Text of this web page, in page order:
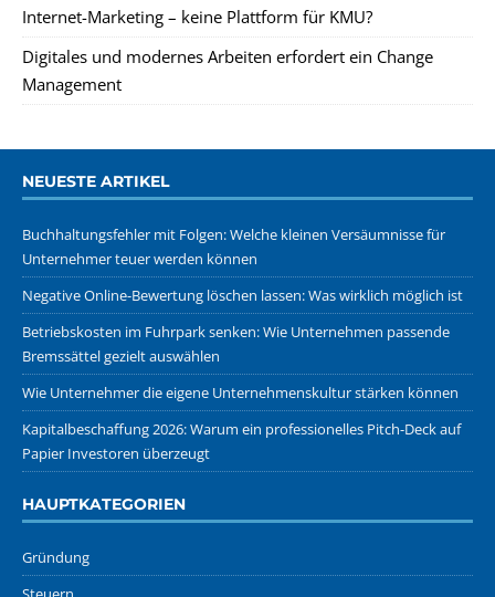
Internet-Marketing – keine Plattform für KMU?
Digitales und modernes Arbeiten erfordert ein Change
Management
NEUESTE ARTIKEL
Buchhaltungsfehler mit Folgen: Welche kleinen Versäumnisse für
Unternehmer teuer werden können
Negative Online-Bewertung löschen lassen: Was wirklich möglich ist
Betriebskosten im Fuhrpark senken: Wie Unternehmen passende
Bremssättel gezielt auswählen
Wie Unternehmer die eigene Unternehmenskultur stärken können
Kapitalbeschaffung 2026: Warum ein professionelles Pitch-Deck auf
Papier Investoren überzeugt
HAUPTKATEGORIEN
Gründung